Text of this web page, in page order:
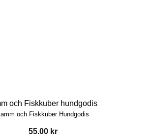
Lamm och Fiskkuber Hundgodis
55.00 kr